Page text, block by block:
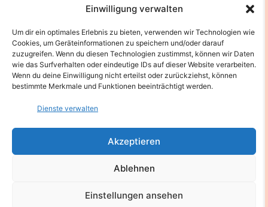
Einwilligung verwalten
Um dir ein optimales Erlebnis zu bieten, verwenden wir Technologien wie
Cookies, um Geräteinformationen zu speichern und/oder darauf
zuzugreifen. Wenn du diesen Technologien zustimmst, können wir Daten
wie das Surfverhalten oder eindeutige IDs auf dieser Website verarbeiten.
Wenn du deine Einwilligung nicht erteilst oder zurückziehst, können
bestimmte Merkmale und Funktionen beeinträchtigt werden.
Dienste verwalten
Akzeptieren
Ablehnen
Einstellungen ansehen
Stätten entscheiden. Australien hat den
gerufen, nachdem die Vereinten Nationen 2015 mit einer
Herabstufung des Gebietes gedroht hatten.
Der BeitragAustralien: 91% des Great Barrier Reefs